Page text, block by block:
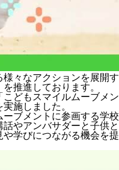
々なアクションを展開す
推進しております。
どもスマイルムーブメン
施しました。
ブメントに参画する学校
やアンバサダーと子供と
学びにつながる機会を提